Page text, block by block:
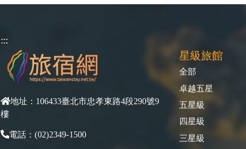
:::
地址：106433臺北市忠孝東路4段290號9
樓
電話：(02)2349-1500
星級旅館
全部
卓越五星
五星級
四星級
三星級